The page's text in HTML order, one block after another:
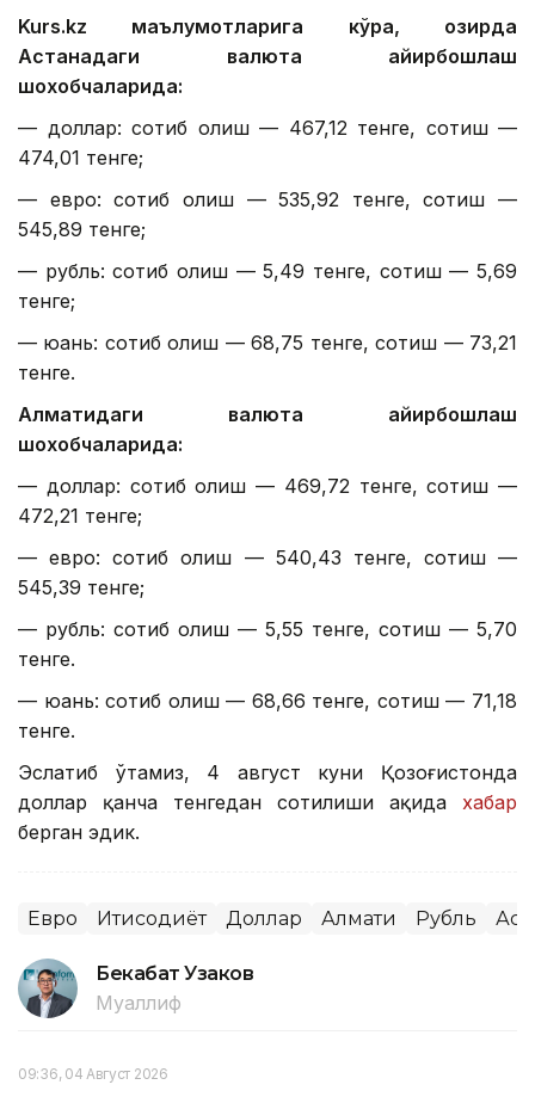
Kurs.kz маълумотларига кўра, ҳозирда
Астанадаги валюта айирбошлаш
шохобчаларида:
— доллар: сотиб олиш — 467,12 тенге, сотиш —
474,01 тенге;
— евро: сотиб олиш — 535,92 тенге, сотиш —
545,89 тенге;
— рубль: сотиб олиш — 5,49 тенге, сотиш — 5,69
тенге;
— юань: сотиб олиш — 68,75 тенге, сотиш — 73,21
тенге.
Алматидаги валюта айирбошлаш
шохобчаларида:
— доллар: сотиб олиш — 469,72 тенге, сотиш —
472,21 тенге;
— евро: сотиб олиш — 540,43 тенге, сотиш —
545,39 тенге;
— рубль: сотиб олиш — 5,55 тенге, сотиш — 5,70
тенге.
— юань: сотиб олиш — 68,66 тенге, сотиш — 71,18
тенге.
Эслатиб ўтамиз, 4 август куни Қозоғистонда
доллар қанча тенгедан сотилиши ҳақида хабар
берган эдик.
Евро Иқтисодиёт Доллар Алмати Рубль
Бекабат Узаков
Муаллиф
09:36, 04 Август 2026